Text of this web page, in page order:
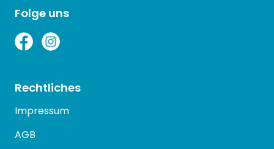
Folge uns
Rechtliches
Impressum
AGB